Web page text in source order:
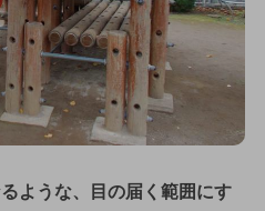
ような、目の届く範囲にす